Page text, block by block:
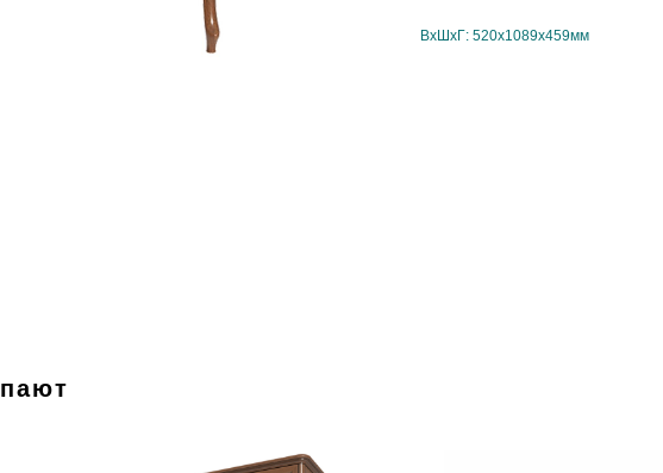
ВхШхГ: 520х1089х459мм